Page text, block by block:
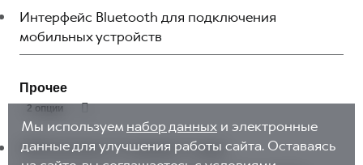
Интерфейс Bluetooth для подключения
мобильных устройств
Прочее
2 опции
USB-разъемы: 2 спереди, 1 сзади
Мы используем набор данных и электронные
данные для улучшения работы сайта. Оставаясь